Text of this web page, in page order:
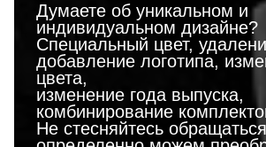
Думаете об уникальном и
индивидуальном дизайне?
Специальный цвет,
добавление логотипа,
цвета,
изменение года выпуска,
комбинирование
Не стесняйтесь